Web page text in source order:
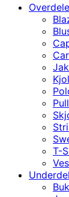
Overdele
T-